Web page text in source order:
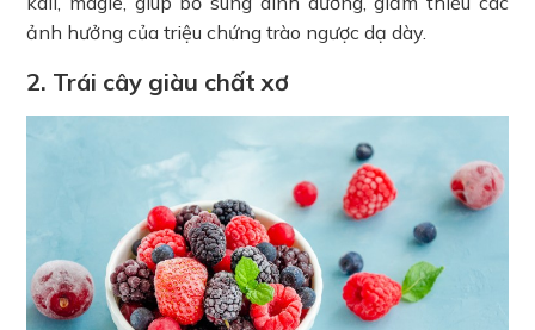
ảnh hưởng của triệu chứng trào ngược dạ dày.
2. Trái cây giàu chất xơ